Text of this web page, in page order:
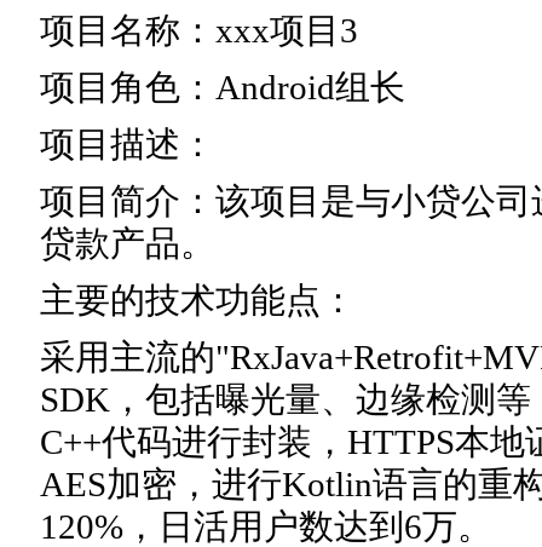
项目名称：xxx项目3
项目角色：Android组长
项目描述：
项目简介：该项目是与小贷公
贷款产品。
主要的技术功能点：
采用主流的
SDK，包括曝光量、边缘检测
C++代码进行封装，HTTPS本
AES加密，进行Kotlin语言的重
120%，日活用户数达到6万。